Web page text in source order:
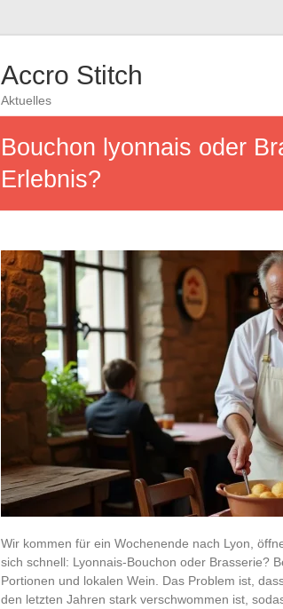
Accro Stitch
Aktuelles
Bouchon lyonnais oder
Erlebnis?
Wir kommen für ein Wochenende nach Lyon,
sich schnell: Lyonnais-Bouchon oder Brasserie?
Portionen und lokalen Wein. Das Problem ist,
den letzten Jahren stark verschwommen ist,